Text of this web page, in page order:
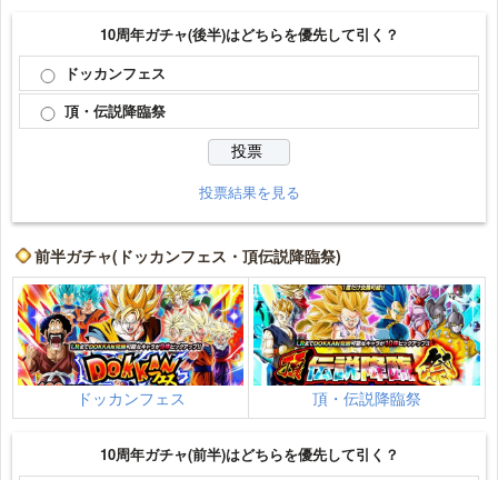
10周年ガチャ(後半)はどちらを優先して引く？
ドッカンフェス
頂・伝説降臨祭
投票結果を見る
前半ガチャ(ドッカンフェス・頂伝説降臨祭)
ドッカンフェス 頂・伝説降臨祭
10周年ガチャ(前半)はどちらを優先して引く？